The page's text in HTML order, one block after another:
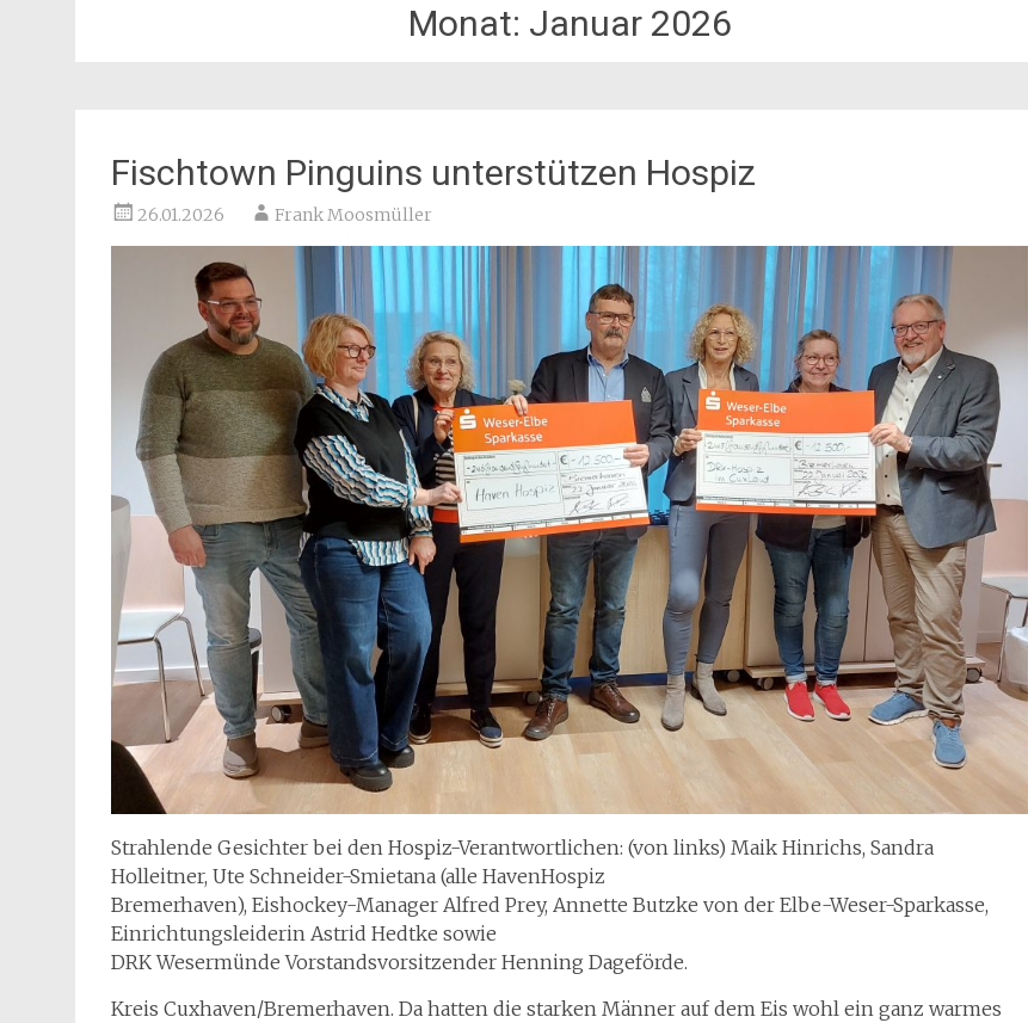
Monat: Januar 2026
Fischtown Pinguins unterstützen Hospiz
26.01.2026 Frank Moosmüller
Strahlende Gesichter bei den Hospiz-Verantwortlichen: (von links) Maik Hinrichs, Sandra
Holleitner, Ute Schneider-Smietana (alle HavenHospiz
Bremerhaven), Eishockey-Manager Alfred Prey, Annette Butzke von der Elbe-Weser-Sparkasse,
Einrichtungsleiderin Astrid Hedtke sowie
DRK Wesermünde Vorstandsvorsitzender Henning Dageförde.
Kreis Cuxhaven/Bremerhaven. Da hatten die starken Männer auf dem Eis wohl ein ganz warmes